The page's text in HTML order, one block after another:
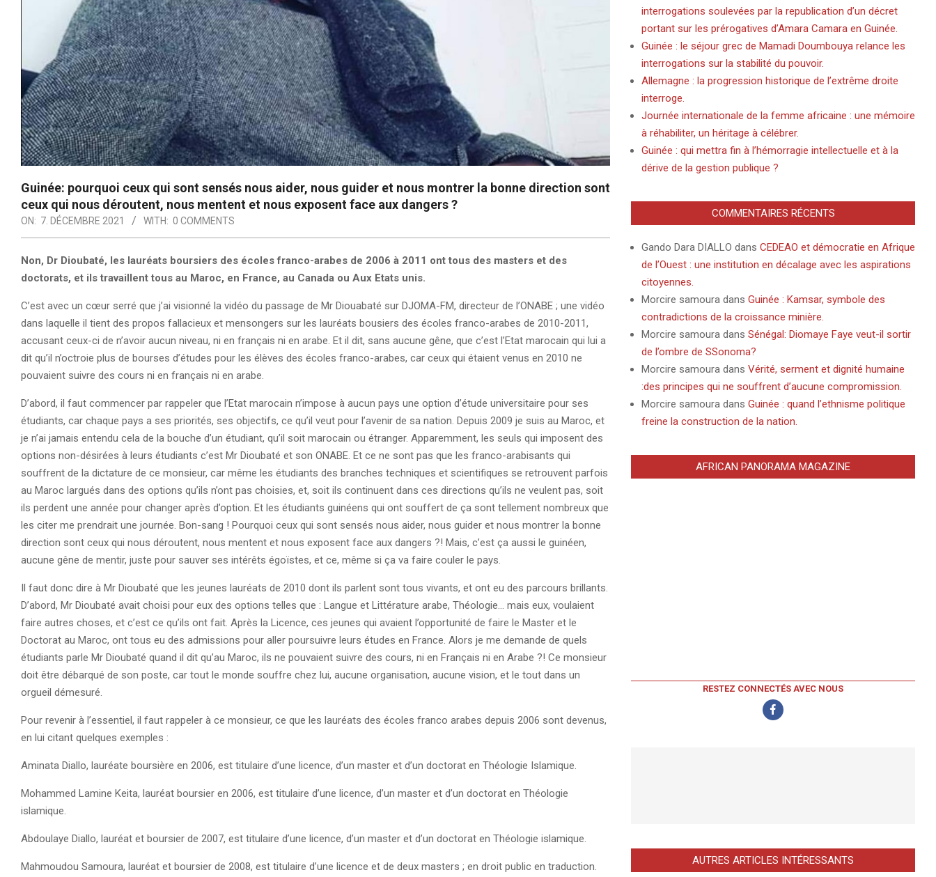
Guinée: pourquoi ceux qui sont sensés nous aider, nous guider et nous montrer la bonne direction sont
ceux qui nous déroutent, nous mentent et nous exposent face aux dangers ?
ON: 7. DÉCEMBRE 2021 WITH: 0 COMMENTS
Non, Dr Dioubaté, les lauréats boursiers des écoles franco-arabes de 2006 à 2011 ont tous des masters et des
doctorats, et ils travaillent tous au Maroc, en France, au Canada ou Aux Etats unis.
C’est avec un cœur serré que j’ai visionné la vidéo du passage de Mr Diouabaté sur DJOMA-FM, directeur de l’ONABE ; une vidéo
dans laquelle il tient des propos fallacieux et mensongers sur les lauréats bousiers des écoles franco-arabes de 2010-2011,
accusant ceux-ci de n’avoir aucun niveau, ni en français ni en arabe. Et il dit, sans aucune gêne, que c’est l’Etat marocain qui lui a
dit qu’il n’octroie plus de bourses d’études pour les élèves des écoles franco-arabes, car ceux qui étaient venus en 2010 ne
pouvaient suivre des cours ni en français ni en arabe.
D’abord, il faut commencer par rappeler que l’Etat marocain n’impose à aucun pays une option d’étude universitaire pour ses
étudiants, car chaque pays a ses priorités, ses objectifs, ce qu’il veut pour l’avenir de sa nation. Depuis 2009 je suis au Maroc, et
je n’ai jamais entendu cela de la bouche d’un étudiant, qu’il soit marocain ou étranger. Apparemment, les seuls qui imposent des
options non-désirées à leurs étudiants c’est Mr Dioubaté et son ONABE. Et ce ne sont pas que les franco-arabisants qui
souffrent de la dictature de ce monsieur, car même les étudiants des branches techniques et scientifiques se retrouvent parfois
au Maroc largués dans des options qu’ils n’ont pas choisies, et, soit ils continuent dans ces directions qu’ils ne veulent pas, soit
ils perdent une année pour changer après d’option. Et les étudiants guinéens qui ont souffert de ça sont tellement nombreux que
les citer me prendrait une journée. Bon-sang ! Pourquoi ceux qui sont sensés nous aider, nous guider et nous montrer la bonne
direction sont ceux qui nous déroutent, nous mentent et nous exposent face aux dangers ?! Mais, c’est ça aussi le guinéen,
aucune gêne de mentir, juste pour sauver ses intérêts égoïstes, et ce, même si ça va faire couler le pays.
Il faut donc dire à Mr Dioubaté que les jeunes lauréats de 2010 dont ils parlent sont tous vivants, et ont eu des parcours brillants.
D’abord, Mr Dioubaté avait choisi pour eux des options telles que : Langue et Littérature arabe, Théologie… mais eux, voulaient
faire autres choses, et c’est ce qu’ils ont fait. Après la Licence, ces jeunes qui avaient l’opportunité de faire le Master et le
Doctorat au Maroc, ont tous eu des admissions pour aller poursuivre leurs études en France. Alors je me demande de quels
étudiants parle Mr Dioubaté quand il dit qu’au Maroc, ils ne pouvaient suivre des cours, ni en Français ni en Arabe ?! Ce monsieur
doit être débarqué de son poste, car tout le monde souffre chez lui, aucune organisation, aucune vision, et le tout dans un
orgueil démesuré.
Pour revenir à l’essentiel, il faut rappeler à ce monsieur, ce que les lauréats des écoles franco arabes depuis 2006 sont devenus,
en lui citant quelques exemples :
Aminata Diallo, lauréate boursière en 2006, est titulaire d’une licence, d’un master et d’un doctorat en Théologie Islamique.
Mohammed Lamine Keita, lauréat boursier en 2006, est titulaire d’une licence, d’un master et d’un doctorat en Théologie
islamique.
Abdoulaye Diallo, lauréat et boursier de 2007, est titulaire d’une licence, d’un master et d’un doctorat en Théologie islamique.
Mahmoudou Samoura, lauréat et boursier de 2008, est titulaire d’une licence et de deux masters ; en droit public en traduction.
interrogations soulevées par la republication d’un décret
portant sur les prérogatives d’Amara Camara en Guinée.
Guinée : le séjour grec de Mamadi Doumbouya relance les
interrogations sur la stabilité du pouvoir.
Allemagne : la progression historique de l’extrême droite
interroge.
Journée internationale de la femme africaine : une mémoire
à réhabiliter, un héritage à célébrer.
Guinée : qui mettra fin à l’hémorragie intellectuelle et à la
dérive de la gestion publique ?
COMMENTAIRES RÉCENTS
Gando Dara DIALLO dans CEDEAO et démocratie en Afrique
de l’Ouest : une institution en décalage avec les aspirations
citoyennes.
Morcire samoura dans Guinée : Kamsar, symbole des
contradictions de la croissance minière.
Morcire samoura dans Sénégal: Diomaye Faye veut-il sortir
de l’ombre de SSonoma?
Morcire samoura dans Vérité, serment et dignité humaine
:des principes qui ne souffrent d’aucune compromission.
Morcire samoura dans Guinée : quand l’ethnisme politique
freine la construction de la nation.
AFRICAN PANORAMA MAGAZINE
RESTEZ CONNECTÉS AVEC NOUS
AUTRES ARTICLES INTÉRESSANTS